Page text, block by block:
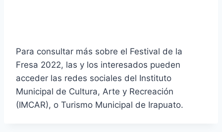
Para consultar más sobre el Festival de la
Fresa 2022, las y los interesados pueden
acceder las redes sociales del Instituto
Municipal de Cultura, Arte y Recreación
(IMCAR), o Turismo Municipal de Irapuato.